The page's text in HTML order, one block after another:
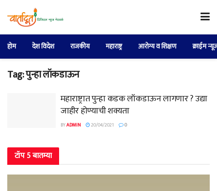
होम देश विदेश राजकीय महाराष्ट्र आरोग्य व शिक्षण क्राईम
Tag:पुन्हा लॉकडाऊन
महाराष्ट्रात पुन्हा कडक लॉकडाऊन लागणार ? उद्या
जाहीर होण्याची शक्यता
BYADMIN 20/04/2021 0
टॉप 5 बातम्या